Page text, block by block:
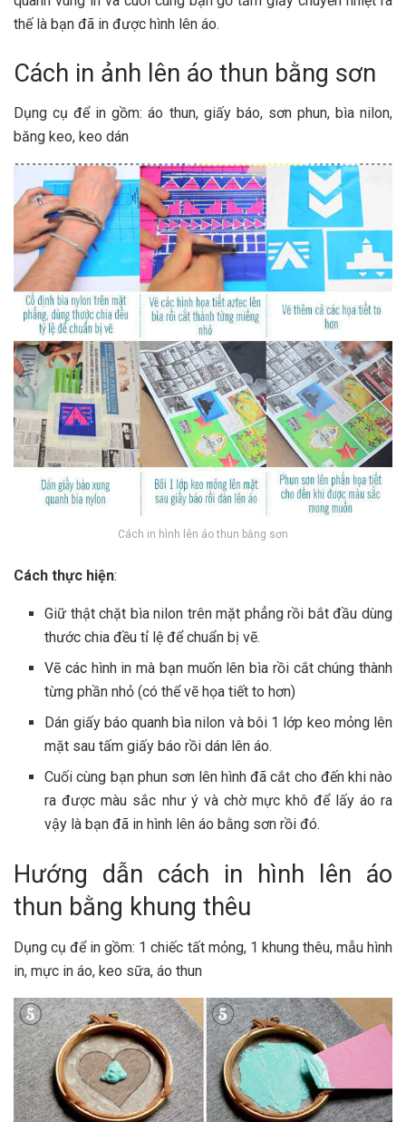
thế là bạn đã in được hình lên áo.
Cách in ảnh lên áo thun bằng sơn
Dụng cụ để in gồm: áo thun, giấy báo, sơn phun, bìa nilon,
băng keo, keo dán
Cách in hình lên áo thun bằng sơn
Cách thực hiện:
Giữ thật chặt bìa nilon trên mặt phẳng rồi bắt đầu dùng
thước chia đều tỉ lệ để chuẩn bị vẽ.
Vẽ các hình in mà bạn muốn lên bìa rồi cắt chúng thành
từng phần nhỏ (có thể vẽ họa tiết to hơn)
Dán giấy báo quanh bìa nilon và bôi 1 lớp keo mỏng lên
mặt sau tấm giấy báo rồi dán lên áo.
Cuối cùng bạn phun sơn lên hình đã cắt cho đến khi nào
ra được màu sắc như ý và chờ mực khô để lấy áo ra
vậy là bạn đã in hình lên áo bằng sơn rồi đó.
Hướng dẫn cách in hình lên áo
thun bằng khung thêu
Dụng cụ để in gồm: 1 chiếc tất mỏng, 1 khung thêu, mẫu hình
in, mực in áo, keo sữa, áo thun